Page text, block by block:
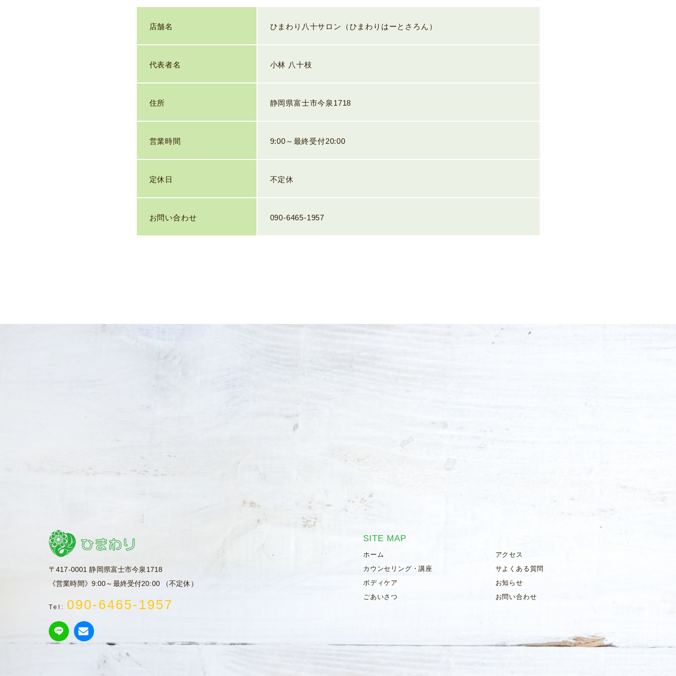
店舗名 ひまわり八十サロン（ひまわりはーとさろん）
代表者名 小林 八十枝
住所 静岡県富士市今泉1718
営業時間 9:00～最終受付20:00
定休日 不定休
お問い合わせ 090-6465-1957
〒417-0001 静岡県富士市今泉1718
《営業時間》9:00～最終受付20:00 （不定休）
Tel: 090-6465-1957
SITE MAP
ホーム
カウンセリング・講座
ボディケア
ごあいさつ
アクセス
サよくある質問
お知らせ
お問い合わせ